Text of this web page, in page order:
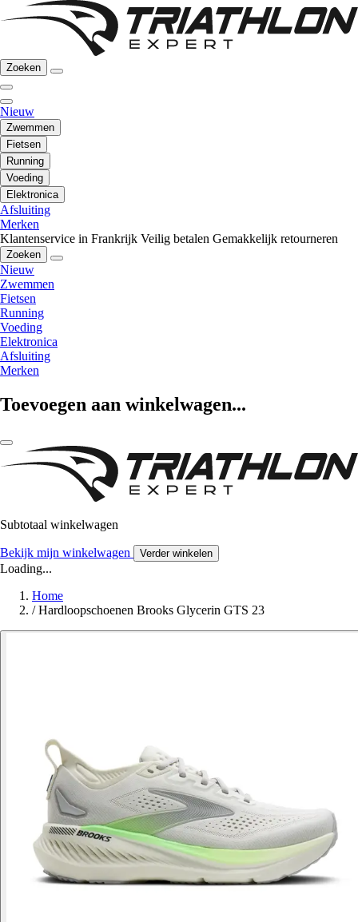
Zoeken
Nieuw
Zwemmen
Fietsen
Running
Voeding
Elektronica
Afsluiting
Merken
Klantenservice in Frankrijk Veilig betalen Gemakkelijk retourneren
Zoeken
Nieuw
Zwemmen
Fietsen
Running
Voeding
Elektronica
Afsluiting
Merken
Toevoegen aan winkelwagen...
Subtotaal winkelwagen
Bekijk mijn winkelwagen Verder winkelen
Loading...
Home
/ Hardloopschoenen Brooks Glycerin GTS 23